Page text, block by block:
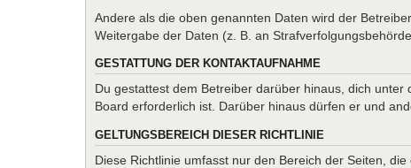
Andere als die oben genannten Daten wird der
Weitergabe der Daten (z. B. an
GESTATTUNG DER KONTAKTAUFNAHME
Du gestattest dem Betreiber darüber hinaus, dich
Board erforderlich ist. Darüber hinaus dürfen er und
GELTUNGSBEREICH DIESER RICHTLINIE
Diese Richtlinie umfasst nur den Bereich der Seiten,